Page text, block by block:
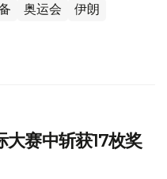
奥运会 伊朗
大赛中斩获17枚奖